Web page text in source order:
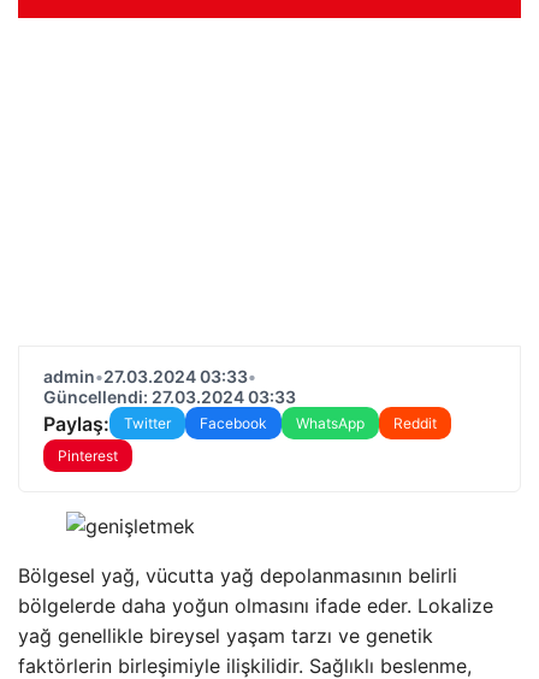
admin•27.03.2024 03:33•
Güncellendi: 27.03.2024 03:33
Paylaş: Twitter Facebook WhatsApp
Reddit
Pinterest
Bölgesel yağ, vücutta yağ depolanmasının belirli
bölgelerde daha yoğun olmasını ifade eder. Lokalize
yağ genellikle bireysel yaşam tarzı ve genetik
faktörlerin birleşimiyle ilişkilidir. Sağlıklı beslenme,